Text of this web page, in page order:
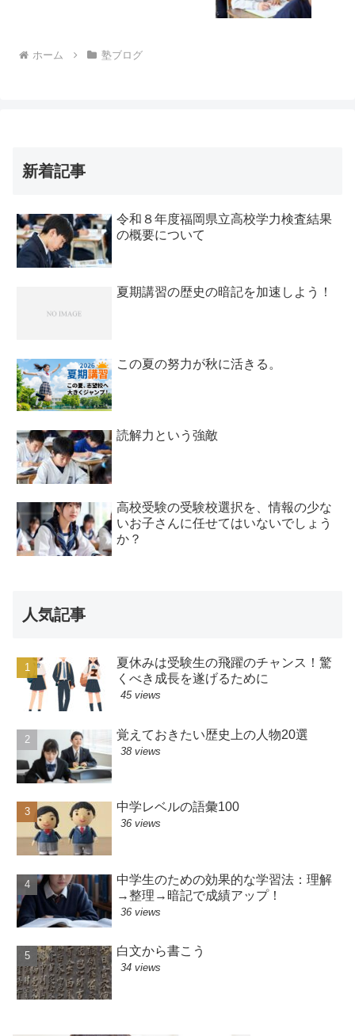
ホーム 塾ブログ
新着記事
令和８年度福岡県立高校学力検査結果
の概要について
夏期講習の歴史の暗記を加速しよう！
この夏の努力が秋に活きる。
読解力という強敵
高校受験の受験校選択を、情報の少な
いお子さんに任せてはいないでしょう
か？
人気記事
夏休みは受験生の飛躍のチャンス！驚
くべき成長を遂げるために
45 views
覚えておきたい歴史上の人物20選
38 views
中学レベルの語彙100
36 views
中学生のための効果的な学習法：理解
→整理→暗記で成績アップ！
36 views
白文から書こう
34 views